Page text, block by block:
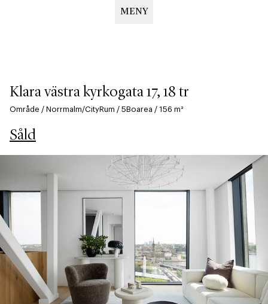
MENY
Klara västra kyrkogata 17, 18 tr
Område / Norrmalm/CityRum / 5Boarea / 156 m²
Såld